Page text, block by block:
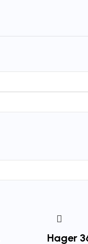
Hager